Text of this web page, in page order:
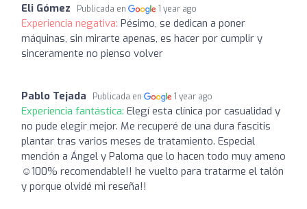
Eli Gómez Publicada en 1 year ago
Experiencia negativa: Pésimo, se dedican a poner
máquinas, sin mirarte apenas, es hacer por cumplir y
sinceramente no pienso volver
Pablo Tejada Publicada en 1 year ago
Experiencia fantástica: Elegí esta clínica por casualidad y
no pude elegir mejor. Me recuperé de una dura fascitis
plantar tras varios meses de tratamiento. Especial
mención a Ángel y Paloma que lo hacen todo muy ameno
☺️100% recomendable!! he vuelto para tratarme el talón
y porque olvidé mi reseña!!